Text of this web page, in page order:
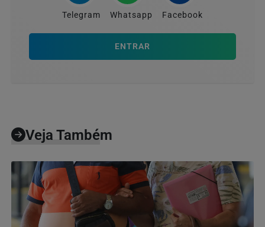
Telegram Whatsapp Facebook
ENTRAR
Veja Também